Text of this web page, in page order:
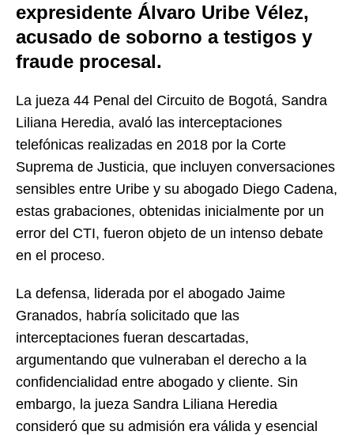
expresidente Álvaro Uribe Vélez,
acusado de soborno a testigos y
fraude procesal.
La jueza 44 Penal del Circuito de Bogotá, Sandra
Liliana Heredia, avaló las interceptaciones
telefónicas realizadas en 2018 por la Corte
Suprema de Justicia, que incluyen conversaciones
sensibles entre Uribe y su abogado Diego Cadena,
estas grabaciones, obtenidas inicialmente por un
error del CTI, fueron objeto de un intenso debate
en el proceso.
La defensa, liderada por el abogado Jaime
Granados, habría solicitado que las
interceptaciones fueran descartadas,
argumentando que vulneraban el derecho a la
confidencialidad entre abogado y cliente. Sin
embargo, la jueza Sandra Liliana Heredia
consideró que su admisión era válida y esencial